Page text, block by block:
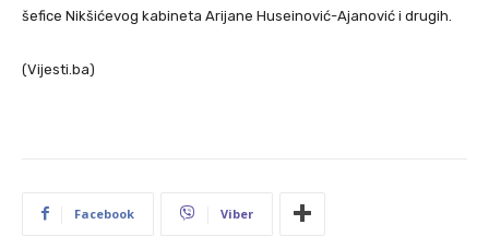
šefice Nikšićevog kabineta Arijane Huseinović-Ajanović i drugih.
(Vijesti.ba)
Facebook Viber